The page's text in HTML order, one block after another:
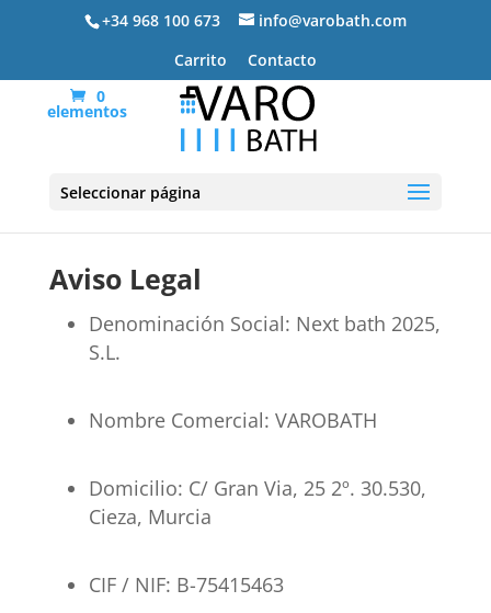
+34 968 100 673
info@varobath.com
Carrito
Contacto
0
elementos
Seleccionar página
Aviso Legal
Denominación Social: Next bath 2025,
S.L.
Nombre Comercial: VAROBATH
Domicilio: C/ Gran Via, 25 2º. 30.530,
Cieza, Murcia
CIF / NIF: B-75415463